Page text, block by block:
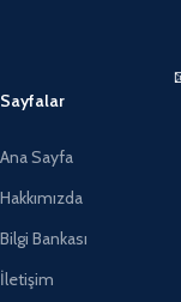
Sayfalar
Ana Sayfa
Hakkımızda
Bilgi Bankası
İletişim